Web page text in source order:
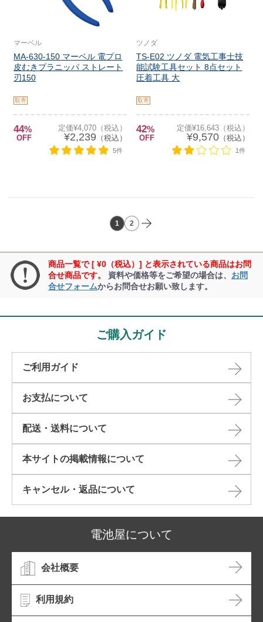
マーベル
MA-630-150 マーベル 電プロ
皮むきプラニッパ ストレート
刃150
取寄
44%
OFF
定価¥4,070（税込）
¥2,239 （税込）
5件
ツノダ
TS-E02 ツノダ 電気工事士技
能試験工具セット 8点セット
圧着工具 大
取寄
42%
OFF
定価¥16,643（税込）
¥9,570（税込）
1件
1 2
商品一覧で [ ¥0（税込）] と表示されている商品はお問
合せ商品です。
資料や価格等をご希望の場合は、 お問
合せフォームからお問合せお願い致します。
ご購入ガイド
ご利用ガイド
お支払について
配送・送料について
本サイトの掲載情報について​
キャンセル・返品について​
電池屋について
会社概要
利用規約